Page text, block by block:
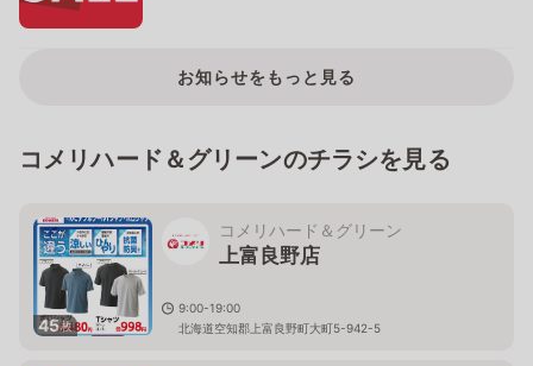
お知らせをもっと見る
コメリハード＆グリーンのチラシを見る
45枚
コメリハード＆グリーン
上富良野店
9:00-19:00
北海道空知郡上富良野町大町5-942-5